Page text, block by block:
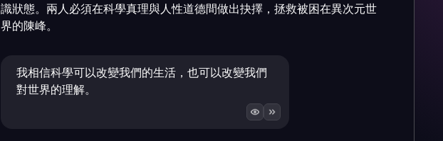
識狀態。兩人必須在科學真理與人性道德間做出抉擇，拯救被困在異次元世
界的陳峰。
我相信科學可以改變我們的生活，也可以改變我們
對世界的理解。